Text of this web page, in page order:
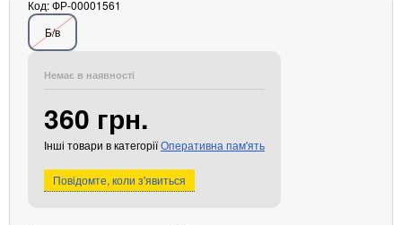
Wi-Fi і Bluetooth адаптери
Кабелі та роз'єми
Аксесуари
Фильтри та стабілізатори
Павербанки
Кабелі, роз'єми, перехідники
Аксесуари для ноутбуків
Код: ФР-00001561
Б/в
Немає в наявності
360 грн.
Інші товари в категоріїОперативна пам'ять
Повідомте, коли з'явиться